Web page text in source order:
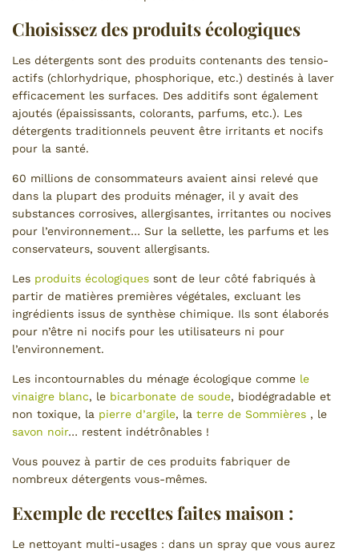
Choisissez des produits écologiques
Les détergents sont des produits contenants des tensio-
actifs (chlorhydrique, phosphorique, etc.) destinés à laver
efficacement les surfaces. Des additifs sont également
ajoutés (épaississants, colorants, parfums, etc.). Les
détergents traditionnels peuvent être irritants et nocifs
pour la santé.
60 millions de consommateurs avaient ainsi relevé que
dans la plupart des produits ménager, il y avait des
substances corrosives, allergisantes, irritantes ou nocives
pour l’environnement… Sur la sellette, les parfums et les
conservateurs, souvent allergisants.
Les produits écologiques sont de leur côté fabriqués à
partir de matières premières végétales, excluant les
ingrédients issus de synthèse chimique. Ils sont élaborés
pour n’être ni nocifs pour les utilisateurs ni pour
l’environnement.
Les incontournables du ménage écologique comme le
vinaigre blanc, le bicarbonate de soude, biodégradable et
non toxique, la pierre d’argile, la terre de Sommières , le
savon noir… restent indétrônables !
Vous pouvez à partir de ces produits fabriquer de
nombreux détergents vous-mêmes.
Exemple de recettes faites maison :
Le nettoyant multi-usages : dans un spray que vous aurez